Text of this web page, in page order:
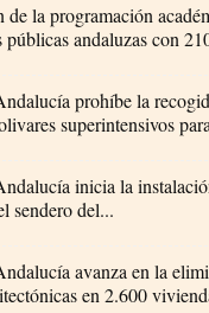
la programación
públicas andaluzas con
prohíbe la
superintensivos
inicia la
sendero del...
avanza en la
en 2.600